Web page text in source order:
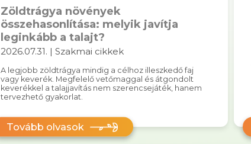
Zöldtrágya növények
összehasonlítása: melyik javítja
leginkább a talajt?
2026.07.31. | Szakmai cikkek
A legjobb zöldtrágya mindig a célhoz illeszkedő faj
vagy keverék. Megfelelő vetőmaggal és átgondolt
keverékkel a talajjavítás nem szerencsejáték, hanem
tervezhető gyakorlat.
Tovább olvasok